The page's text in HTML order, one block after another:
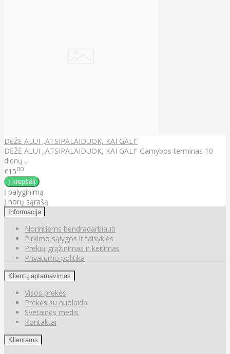
DĖŽĖ ALUI „ATSIPALAIDUOK, KAI GALI“
DĖŽĖ ALUI „ATSIPALAIDUOK, KAI GALI“ Gamybos terminas 10
dienų ..
€1500
Į palyginimą
Į norų sąrašą
Informacija
Norintiems bendradarbiauti
Pirkimo sąlygos ir taisyklės
Prekių grąžinimas ir keitimas
Privatumo politika
Klientų aptarnavimas
Visos prekės
Prekės su nuolaida
Svetainės medis
Kontaktai
Klientams